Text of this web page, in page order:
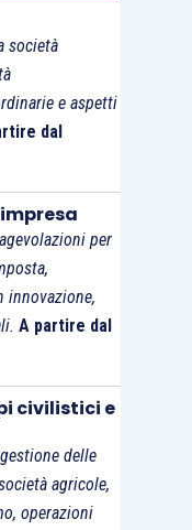
società
e aspetti
dal
per
innovazione,
A partire dal
civilistici e
delle
agricole,
operazioni